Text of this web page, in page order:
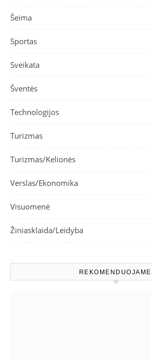
Šeima
Sportas
Sveikata
Šventės
Technologijos
Turizmas
Turizmas/Kelionės
Verslas/Ekonomika
Visuomenė
Žiniasklaida/Leidyba
REKOMENDUOJAME